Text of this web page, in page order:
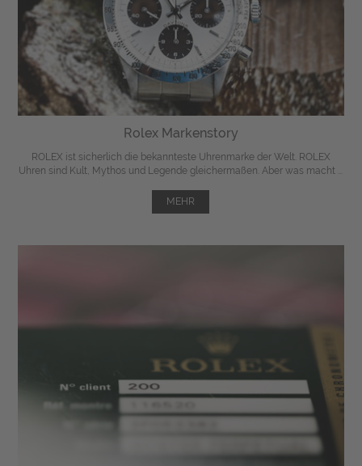
Rolex Markenstory
ROLEX ist sicherlich die bekannteste Uhrenmarke der Welt. ROLEX
Uhren sind Kult, Mythos und Legende gleichermaßen. Aber was macht ...
MEHR